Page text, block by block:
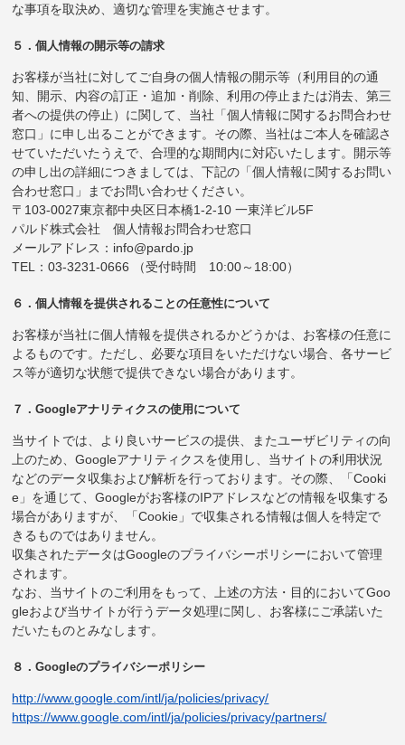
な事項を取決め、適切な管理を実施させます。
５．個人情報の開示等の請求
お客様が当社に対してご自身の個人情報の開示等（利用目的の通
知、開示、内容の訂正・追加・削除、利用の停止または消去、第三
者への提供の停止）に関して、当社「個人情報に関するお問合わせ
窓口」に申し出ることができます。その際、当社はご本人を確認さ
せていただいたうえで、合理的な期間内に対応いたします。開示等
の申し出の詳細につきましては、下記の「個人情報に関するお問い
合わせ窓口」までお問い合わせください。
〒103-0027東京都中央区日本橋1-2-10 一東洋ビル5F
パルド株式会社 個人情報お問合わせ窓口
メールアドレス：info@pardo.jp
TEL：03-3231-0666 （受付時間 10:00～18:00）
６．個人情報を提供されることの任意性について
お客様が当社に個人情報を提供されるかどうかは、お客様の任意に
よるものです。ただし、必要な項目をいただけない場合、各サービ
ス等が適切な状態で提供できない場合があります。
７．Googleアナリティクスの使用について
当サイトでは、より良いサービスの提供、またユーザビリティの向
上のため、Googleアナリティクスを使用し、当サイトの利用状況
などのデータ収集および解析を行っております。その際、「Cooki
e」を通じて、Googleがお客様のIPアドレスなどの情報を収集する
場合がありますが、「Cookie」で収集される情報は個人を特定で
きるものではありません。
収集されたデータはGoogleのプライバシーポリシーにおいて管理
されます。
なお、当サイトのご利用をもって、上述の方法・目的においてGoo
gleおよび当サイトが行うデータ処理に関し、お客様にご承諾いた
だいたものとみなします。
８．Googleのプライバシーポリシー
http://www.google.com/intl/ja/policies/privacy/
https://www.google.com/intl/ja/policies/privacy/partners/